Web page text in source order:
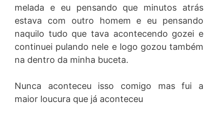
melada e eu pensando que minutos atrás
estava com outro homem e eu pensando
naquilo tudo que tava acontecendo gozei e
continuei pulando nele e logo gozou também
na dentro da minha buceta.
Nunca aconteceu isso comigo mas fui a
maior loucura que já aconteceu